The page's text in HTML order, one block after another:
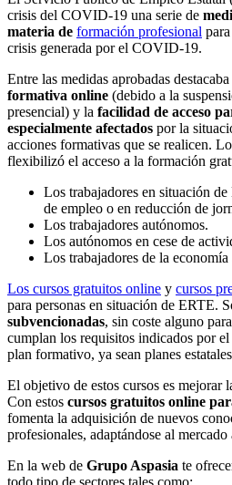
crisis del COVID-19 una serie de
materia de formación profesional
crisis generada por el COVID-19.
Entre las medidas aprobadas destacaba
formativa online (debido a la
presencial) y la facilidad de acceso
especialmente afectados por la
acciones formativas que se realicen.
flexibilizó el acceso a la formación
Los trabajadores en situación
de empleo o en reducción de
Los trabajadores autónomos.
Los autónomos en cese de
Los trabajadores de la economía
Los cursos gratuitos online y cursos
para personas en situación de ERTE.
subvencionadas, sin coste alguno
cumplan los requisitos indicados por
plan formativo, ya sean planes
El objetivo de estos cursos es mejorar
Con estos cursos gratuitos online
fomenta la adquisición de nuevos
profesionales, adaptándose al mercado
En la web de Grupo Aspasia te
todo tipo de sectores tales como: